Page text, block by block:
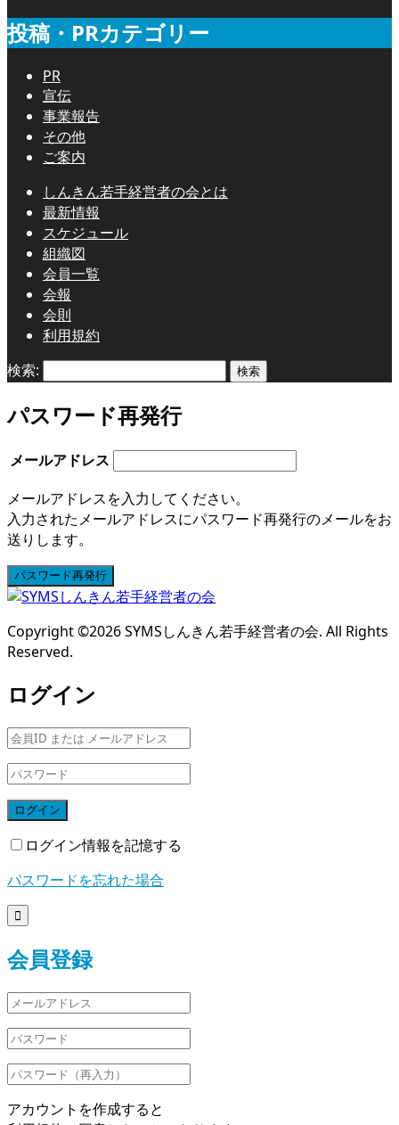
投稿・PRカテゴリー
PR
宣伝
事業報告
その他
ご案内
しんきん若手経営者の会とは
最新情報
スケジュール
組織図
会員一覧
会報
会則
利用規約
検索:
パスワード再発行
メールアドレス
メールアドレスを入力してください。
入力されたメールアドレスにパスワード再発行のメールをお
送りします。
パスワード再発行
Copyright ©2026SYMSしんきん若手経営者の会. All Rights
Reserved.
ログイン
ログイン
ログイン情報を記憶する
パスワードを忘れた場合

会員登録
アカウントを作成すると